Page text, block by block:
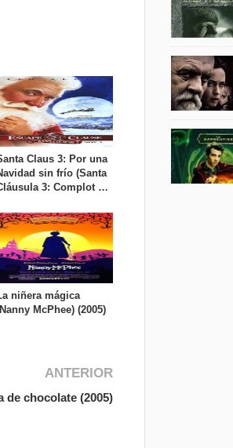
Claus 3: Por una
sin frío (Santa
3: Complot en
niñera mágica
McPhee) (2005)
ANTERIOR
de chocolate (2005)